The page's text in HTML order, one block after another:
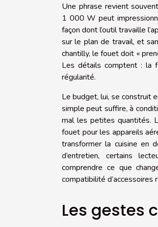
Une phrase revient
1 000 W peut
façon dont l’outil travaille
sur le plan de travail, et
chantilly, le fouet doit «
Les détails comptent : la
régularité.
Le budget, lui, se construit
simple peut suffire, à
mal les petites quantités.
fouet pour les appareils
transformer la cuisine en
d’entretien, certains
comprendre ce que
compatibilité
Les gestes